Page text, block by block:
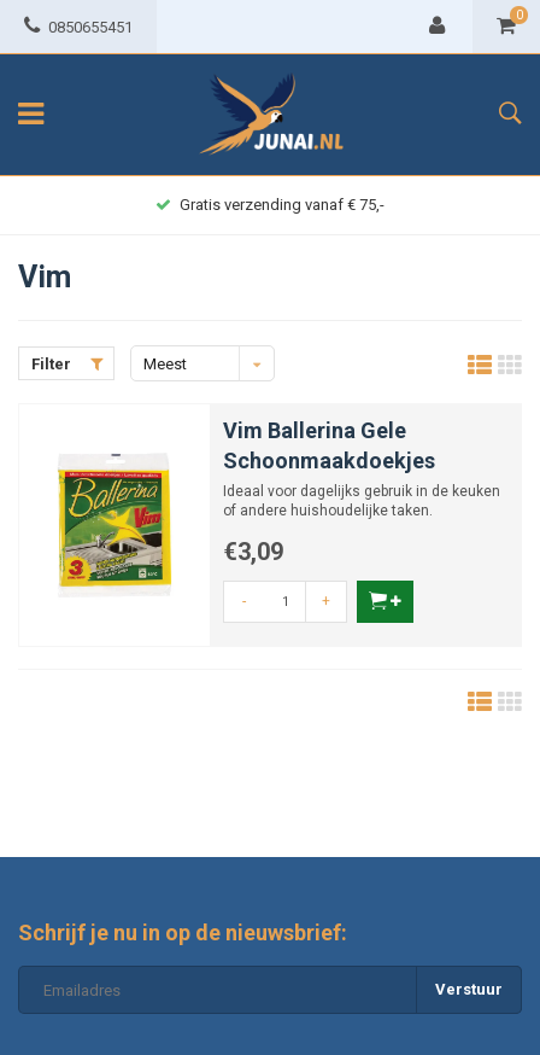
0850655451
0
Gratis verzending vanaf € 75,-
Vim
Filter
Meest
Vim Ballerina Gele
Schoonmaakdoekjes
Ideaal voor dagelijks gebruik in de keuken
of andere huishoudelijke taken.
€3,09
- +
Schrijf je nu in op de nieuwsbrief:
Verstuur